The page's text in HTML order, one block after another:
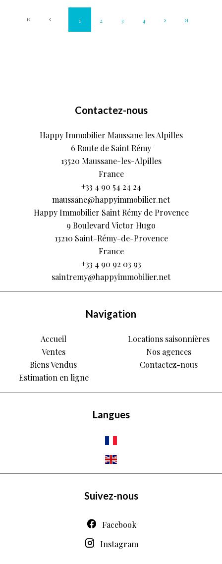
1 2 3 4
Contactez-nous
Happy Immobilier Maussane les Alpilles
6 Route de Saint Rémy
13520 Maussane-les-Alpilles
France
+33 4 90 54 24 24
maussane@happyimmobilier.net
Happy Immobilier Saint Rémy de Provence
9 Boulevard Victor Hugo
13210 Saint-Rémy-de-Provence
France
+33 4 90 92 03 93
saintremy@happyimmobilier.net
Navigation
Accueil
Ventes
Biens Vendus
Estimation en ligne
Locations saisonnières
Nos agences
Contactez-nous
Langues
Suivez-nous
Facebook
Instagram